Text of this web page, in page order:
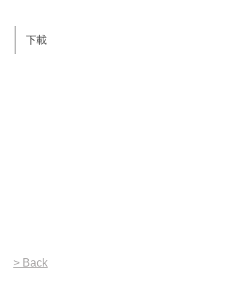
下載
> Back